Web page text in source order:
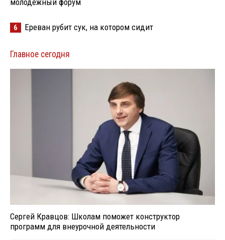
молодёжный форум
6 Ереван рубит сук, на котором сидит
Главное сегодня
Сергей Кравцов: Школам поможет конструктор
программ для внеурочной деятельности